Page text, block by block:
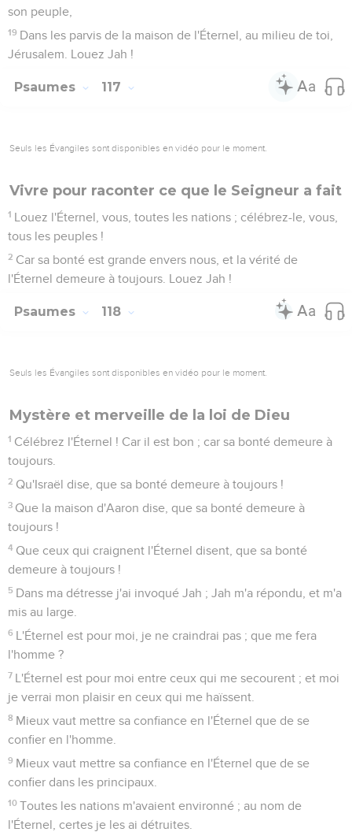
son peuple,
19 Dans les parvis de la maison de l'Éternel, au milieu de toi,
Jérusalem. Louez Jah !
Psaumes 117
Seuls les Évangiles sont disponibles en vidéo pour le moment.
Vivre pour raconter ce que le Seigneur a fait
1 Louez l'Éternel, vous, toutes les nations ; célébrez-le, vous,
tous les peuples !
2 Car sa bonté est grande envers nous, et la vérité de
l'Éternel demeure à toujours. Louez Jah !
Psaumes 118
Seuls les Évangiles sont disponibles en vidéo pour le moment.
Mystère et merveille de la loi de Dieu
1 Célébrez l'Éternel ! Car il est bon ; car sa bonté demeure à
toujours.
2 Qu'Israël dise, que sa bonté demeure à toujours !
3 Que la maison d'Aaron dise, que sa bonté demeure à
toujours !
4 Que ceux qui craignent l'Éternel disent, que sa bonté
demeure à toujours !
5 Dans ma détresse j'ai invoqué Jah ; Jah m'a répondu, et m'a
mis au large.
6 L'Éternel est pour moi, je ne craindrai pas ; que me fera
l'homme ?
7 L'Éternel est pour moi entre ceux qui me secourent ; et moi
je verrai mon plaisir en ceux qui me haïssent.
8 Mieux vaut mettre sa confiance en l'Éternel que de se
confier en l'homme.
9 Mieux vaut mettre sa confiance en l'Éternel que de se
confier dans les principaux.
10 Toutes les nations m'avaient environné ; au nom de
l'Éternel, certes je les ai détruites.